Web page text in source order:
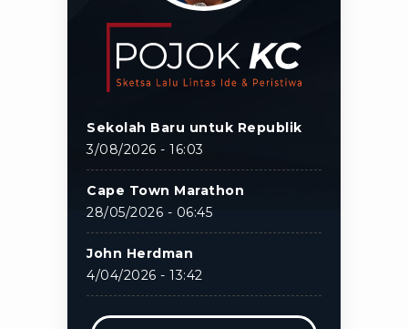
Sekolah Baru untuk Republik
3/08/2026 - 16:03
Cape Town Marathon
28/05/2026 - 06:45
John Herdman
4/04/2026 - 13:42